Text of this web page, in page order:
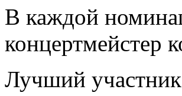
В каждой
концертмейстер
Лучший участник